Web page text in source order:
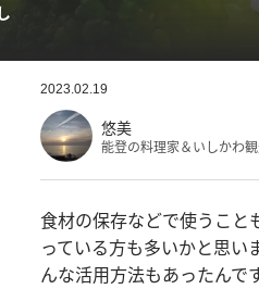
2023.02.19
悠美
能登の料理家＆いしかわ
食材の保存などで使うこと
っている方も多いかと思い
んな活用方法もあったんで